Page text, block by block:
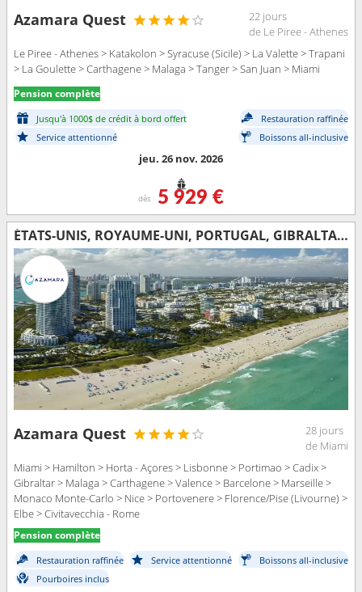
Azamara Quest
22 jours
de Le Piree - Athenes
Le Piree - Athenes > Katakolon > Syracuse (Sicile) > La Valette > Trapani
> La Goulette > Carthagene > Malaga > Tanger > San Juan > Miami
Pension complète
Jusqu'à 1000$ de crédit à bord offert
Restauration raffinée
Service attentionné
Boissons all-inclusive
jeu. 26 nov. 2026
dès 5 929 €
ÉTATS-UNIS, ROYAUME-UNI, PORTUGAL, GIBRALTAR, ESPAGNE, FRANCE, MONACO, ITALIE
Azamara Quest
28 jours
de Miami
Miami > Hamilton > Horta - Açores > Lisbonne > Portimao > Cadix >
Gibraltar > Malaga > Carthagene > Valence > Barcelone > Marseille >
Monaco Monte-Carlo > Nice > Portovenere > Florence/Pise (Livourne) >
Elbe > Civitavecchia - Rome
Pension complète
Restauration raffinée Service attentionné
Boissons all-inclusive
Pourboires inclus